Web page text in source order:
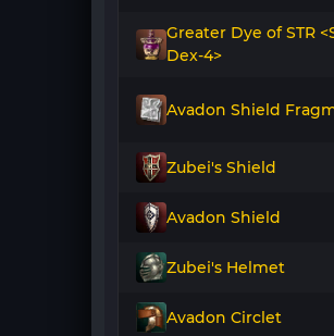
Greater Dye of STR
Dex-4>
Avadon Shield
Zubei's Shield
Avadon Shield
Zubei's Helmet
Avadon Circlet